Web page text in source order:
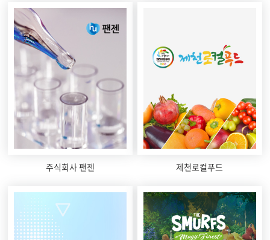
주식회사 팬젠 제천로컬푸드